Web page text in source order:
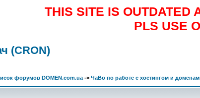
THIS SITE IS OUTDATED
PLS USE
(CRON)
форумов DOMEN.com.ua -> ЧаВо по работе с хостингом и